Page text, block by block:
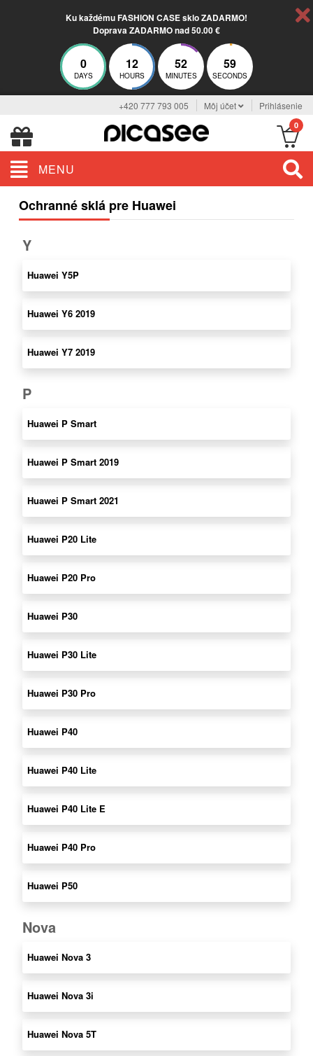
Ku každému FASHION CASE sklo ZADARMO!
Doprava ZADARMO nad 50.00 €
0
DAYS
12
HOURS
52
MINUTES
59
SECONDS
+420 777 793 005 Môj účet Prihlásenie
0
MENU
Ochranné sklá pre Huawei
Y
Huawei Y5P
Huawei Y6 2019
Huawei Y7 2019
P
Huawei P Smart
Huawei P Smart 2019
Huawei P Smart 2021
Huawei P20 Lite
Huawei P20 Pro
Huawei P30
Huawei P30 Lite
Huawei P30 Pro
Huawei P40
Huawei P40 Lite
Huawei P40 Lite E
Huawei P40 Pro
Huawei P50
Nova
Huawei Nova 3
Huawei Nova 3i
Huawei Nova 5T